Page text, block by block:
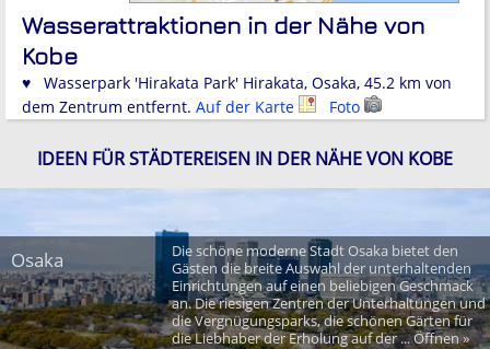
Wasserattraktionen in der Nähe von
Kobe
♥ Wasserpark 'Hirakata Park' Hirakata, Osaka, 45.2 km von
dem Zentrum entfernt. Auf der Karte Foto
IDEEN FÜR STÄDTEREISEN IN DER NÄHE VON KOBE
Osaka
Die schöne moderne Stadt Osaka bietet den
Gästen die breite Auswahl der unterhaltenden
Einrichtungen auf einen beliebigen Geschmack
an. Die riesigen Zentren der Unterhaltungen und
die Vergnügungsparks, die schönen Gärten für
die Liebhaber der Erholung auf der ... Öffnen »